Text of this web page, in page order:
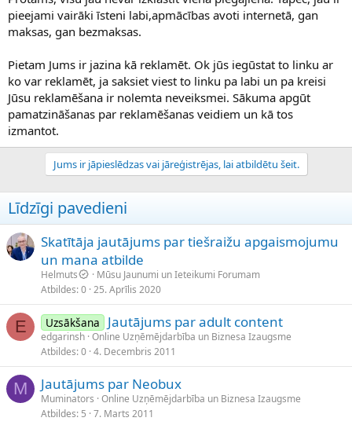
pieejami vairāki īsteni labi,apmācības avoti internetā, gan
maksas, gan bezmaksas.
Pietam Jums ir jazina kā reklamēt. Ok jūs iegūstat to linku ar
ko var reklamēt, ja saksiet viest to linku pa labi un pa kreisi
Jūsu reklamēšana ir nolemta neveiksmei. Sākuma apgūt
pamatzināšanas par reklamēšanas veidiem un kā tos
izmantot.
Jums ir jāpieslēdzas vai jāreģistrējas, lai atbildētu šeit.
Līdzīgi pavedieni
Skatītāja jautājums par tiešraižu apgaismojumu
un mana atbilde
Helmuts
Mūsu Jaunumi un Ieteikumi Forumam
Atbildes 0 25. Aprīlis 2020
E Uzsākšana Jautājums par adult content
edgarinsh Online Uzņēmējdarbība un Biznesa Izaugsme
Atbildes 0 4. Decembris 2011
M Jautājums par Neobux
Muminators Online Uzņēmējdarbība un Biznesa Izaugsme
Atbildes 5 7. Marts 2011